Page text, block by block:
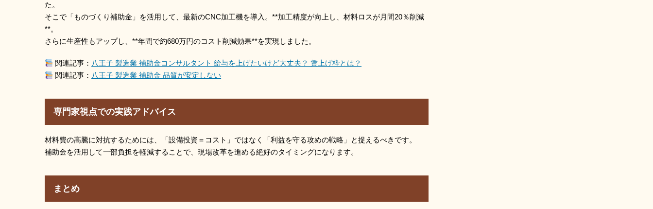
た。
そこで「ものづくり補助金」を活用して、最新のCNC加工機を導入。**加工精度が向上し、材料ロスが月間20％削減
**。
さらに生産性もアップし、**年間で約680万円のコスト削減効果**を実現しました。
関連記事： 八王子 製造業 補助金コンサルタント 給与を上げたいけど大丈夫？ 賃上げ枠とは？
関連記事： 八王子 製造業 補助金 品質が安定しない
専門家視点での実践アドバイス
材料費の高騰に対抗するためには、「設備投資＝コスト」ではなく「利益を守る攻めの戦略」と捉えるべきです。
補助金を活用して一部負担を軽減することで、現場改革を進める絶好のタイミングになります。
まとめ